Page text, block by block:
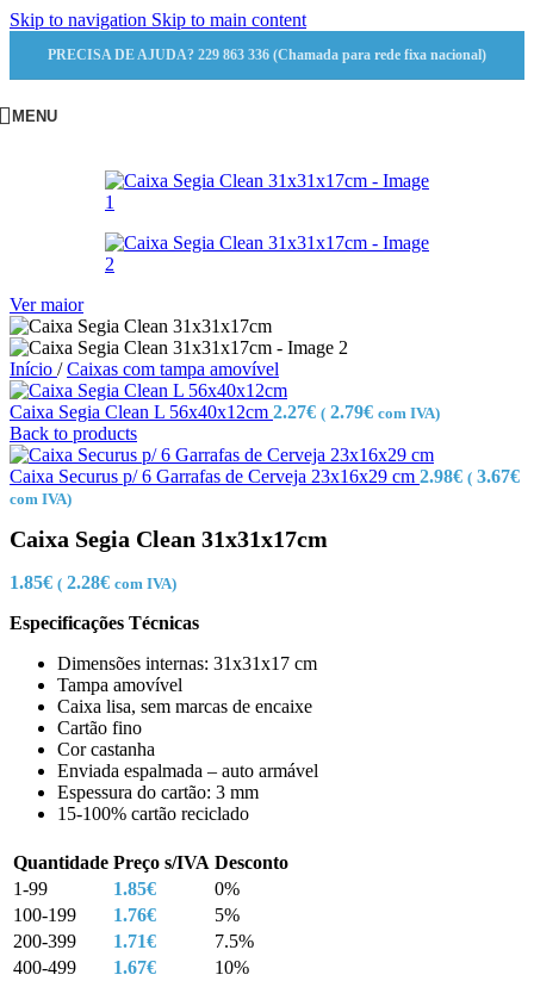
Skip to navigation Skip to main content
PRECISA DE AJUDA? 229 863 336 (Chamada para rede fixa nacional)
MENU
Ver maior
Início / Caixas com tampa amovível
Caixa Segia Clean L 56x40x12cm 2.27€ ( 2.79€ com IVA)
Back to products
Caixa Securus p/ 6 Garrafas de Cerveja 23x16x29 cm 2.98€ ( 3.67€
com IVA)
Caixa Segia Clean 31x31x17cm
1.85€ ( 2.28€ com IVA)
Especificações Técnicas
Dimensões internas: 31x31x17 cm
Tampa amovível
Caixa lisa, sem marcas de encaixe
Cartão fino
Cor castanha
Enviada espalmada – auto armável
Espessura do cartão: 3 mm
15-100% cartão reciclado
Quantidade Preço s/IVA Desconto
1-99
1.85€
0%
100-199
1.76€
5%
200-399
1.71€
7.5%
400-499
1.67€
10%